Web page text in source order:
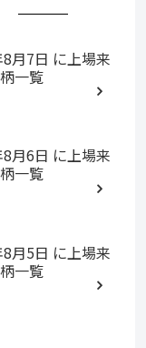
8月7日 に上場来
一覧
8月6日 に上場来
一覧
8月5日 に上場来
一覧